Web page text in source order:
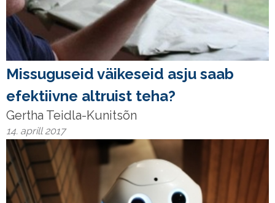
Missuguseid väikeseid asju saab
efektiivne altruist teha?
Gertha Teidla-Kunitsõn
14. aprill 2017